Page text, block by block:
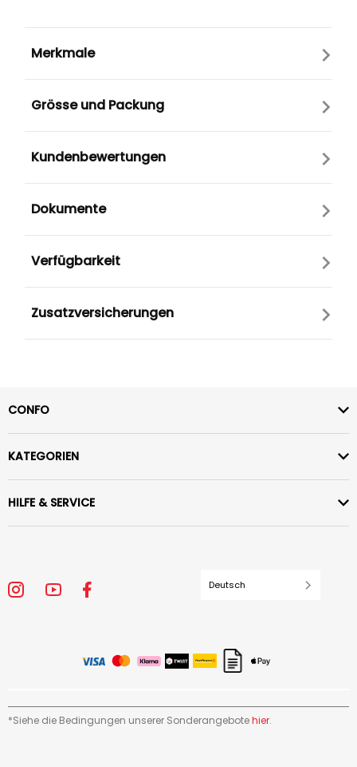
Merkmale
Grösse und Packung
Kundenbewertungen
Dokumente
Verfügbarkeit
Zusatzversicherungen
CONFO
KATEGORIEN
HILFE & SERVICE
Deutsch
*Siehe die Bedingungen unserer Sonderangebotehier.